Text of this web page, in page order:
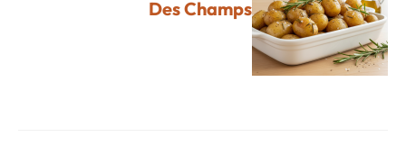
Des Champs